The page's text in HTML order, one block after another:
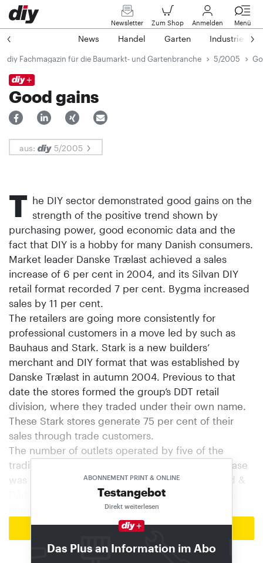
Newsletter Zum Shop Anmelden Menü
News Handel Garten Industrie
diy Fachmagazin für die Baumarkt- und Gartenbranche 5/2005
Good gains
aus: 5/2005
Das Plus an Information im Abo
ABONNEMENT PRINT & ONLINE
Testangebot
Direkt weiterlesen
T he DIY sector demonstrated good gains on the
strength of the positive trend shown by
purchasing power, good economic data and the
fact that DIY is a hobby for many Danish consumers.
Market leader Danske Trælast achieved a sales
increase of 6 per cent in 2004, and its Silvan DIY
retail format recorded 7 per cent. Bygma increased
sales by 11 per cent.
The retailers are going more consistently for
professional customers in a move led by such as
Bauhaus and Stark. Stark is a new builders’
merchant and DIY format that was established by
Danske Trælast in autumn 2004. Previous to that
date the stores formed the group’s DDT retail
division, where they traded under their own name.
These Stark stores generate 75 per cent of their
sales through trade customers.
The number of outlets operated by five of the
trading groups rose in 2004. The greatest increase
was recorded by Bygma with 7, followed by Råd &
Dåd (4), and Byggekram and Harald Nyborg with
Zur Startseite